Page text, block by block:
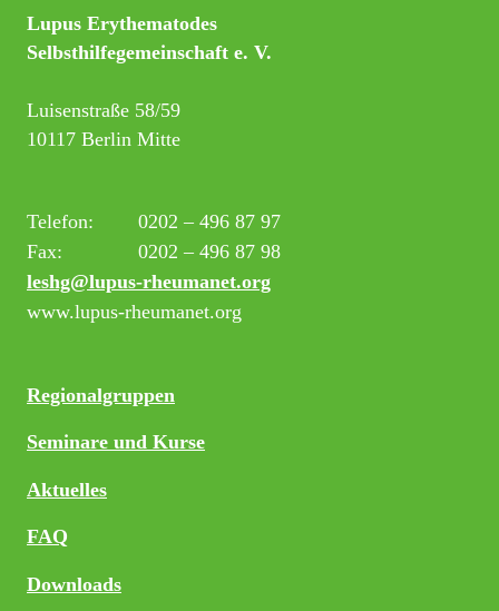
Lupus Erythematodes
Selbsthilfegemeinschaft e. V.
Luisenstraße 58/59
10117 Berlin Mitte
Telefon:
0202 – 496 87 97
Fax:
0202 – 496 87 98
leshg@lupus-rheumanet.org
www.lupus-rheumanet.org
Regionalgruppen
Seminare und Kurse
Aktuelles
FAQ
Downloads